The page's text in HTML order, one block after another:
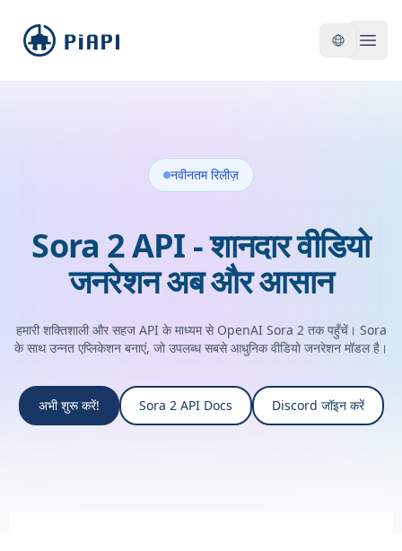
piapi
नवीनतम रिलीज़
Sora 2 API - शानदार वीडियो
जनरेशन अब और आसान
हमारी शक्तिशाली और सहज API के माध्यम से OpenAI Sora 2 तक पहुँचें। Sora
के साथ उन्नत एप्लिकेशन बनाएं, जो उपलब्ध सबसे आधुनिक वीडियो जनरेशन मॉडल है।
अभी शुरू करें! Sora 2 API Docs Discord जॉइन करें